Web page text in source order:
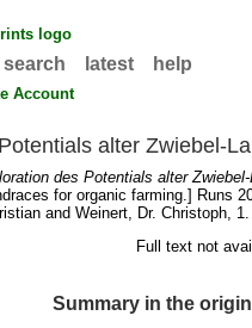
search latest help
Account
alter Zwiebel-
des Potentials alter
for organic farming.] Runs
and Weinert, Dr. Christoph, 1.
Full text not
Summary in the